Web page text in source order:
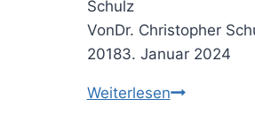
VonDr. Christopher
20183. Januar 2024
WeiterlesenDas